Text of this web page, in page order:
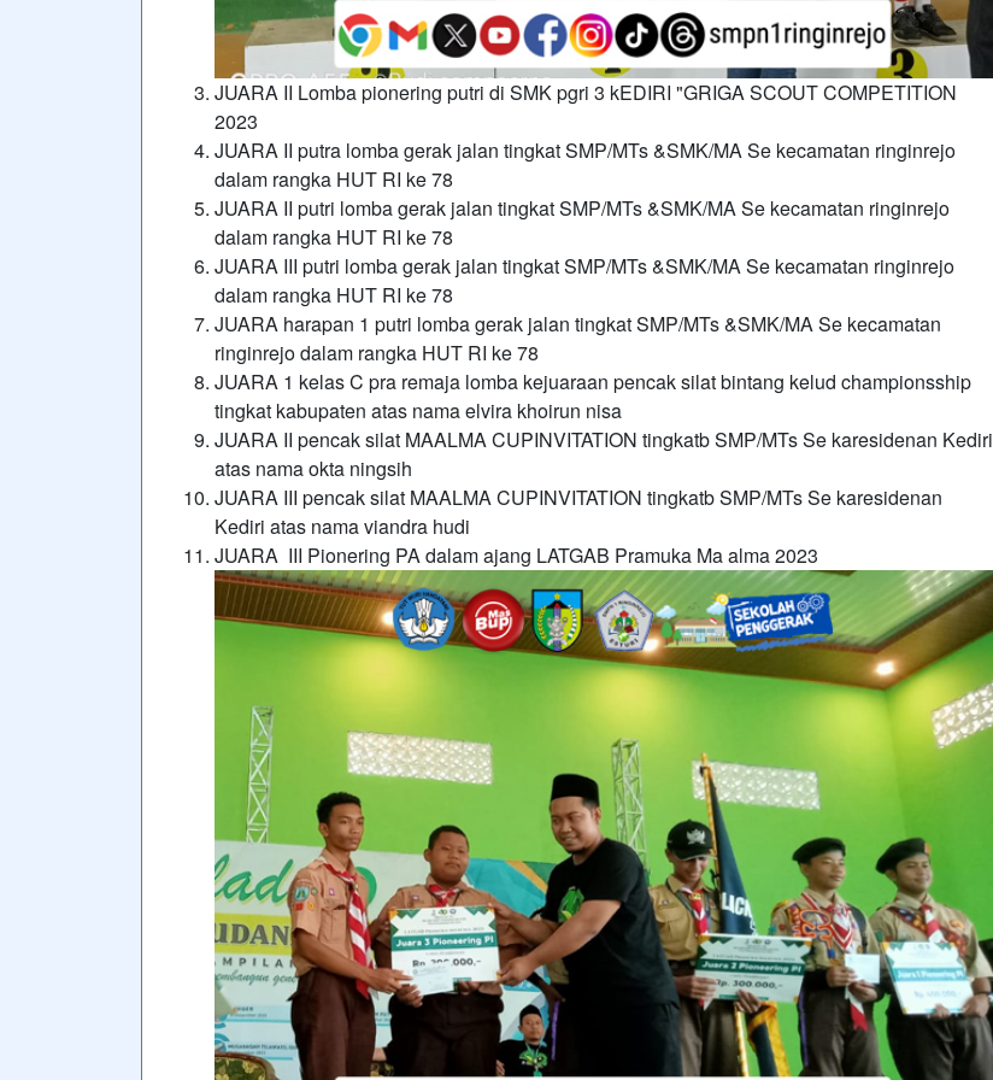
JUARA II Lomba pionering putri di SMK pgri 3 kEDIRI "GRIGA SCOUT COMPETITION
2023
JUARA II putra lomba gerak jalan tingkat SMP/MTs &SMK/MA Se kecamatan ringinrejo
dalam rangka HUT RI ke 78
JUARA II putri lomba gerak jalan tingkat SMP/MTs &SMK/MA Se kecamatan ringinrejo
dalam rangka HUT RI ke 78
JUARA III putri lomba gerak jalan tingkat SMP/MTs &SMK/MA Se kecamatan ringinrejo
dalam rangka HUT RI ke 78
JUARA harapan 1 putri lomba gerak jalan tingkat SMP/MTs &SMK/MA Se kecamatan
ringinrejo dalam rangka HUT RI ke 78
JUARA 1 kelas C pra remaja lomba kejuaraan pencak silat bintang kelud championsship
tingkat kabupaten atas nama elvira khoirun nisa
JUARA II pencak silat MAALMA CUPINVITATION tingkatb SMP/MTs Se karesidenan Kediri
atas nama okta ningsih
JUARA III pencak silat MAALMA CUPINVITATION tingkatb SMP/MTs Se karesidenan
Kediri atas nama viandra hudi
JUARA III Pionering PA dalam ajang LATGAB Pramuka Ma alma 2023